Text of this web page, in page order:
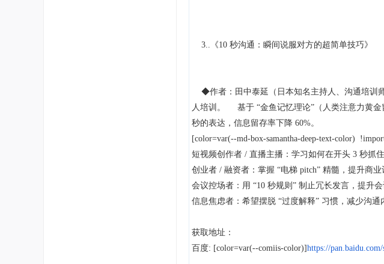
3..《10 秒沟通：瞬间说服对方的超简单技巧》
◆作者：田中泰延（日本知名主持人、沟通培训
人培训。 基于 “金鱼记忆理论”（人类注意力黄金
秒的表达，信息留存率下降 60%。
[color=var(--md-box-samantha-deep-text-color)
短视频创作者 / 直播主播：学习如何在开头 3 秒抓
创业者 / 融资者：掌握 “电梯 pitch” 精髓，提升商业
会议控场者：用 “10 秒规则” 制止冗长发言，提升
信息焦虑者：希望摆脱 “过度解释” 习惯，减少沟通
获取地址：
百度: [color=var(--comiis-color)]https://